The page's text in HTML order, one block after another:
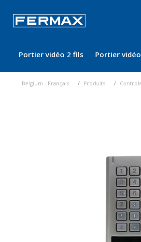
Portier vidéo 2 fils Portier vidéo
Belgium - Français Produits